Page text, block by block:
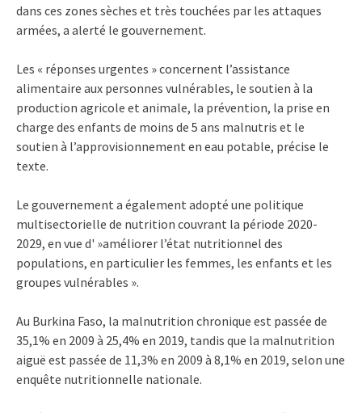
dans ces zones sèches et très touchées par les attaques
armées, a alerté le gouvernement.
Les « réponses urgentes » concernent l’assistance
alimentaire aux personnes vulnérables, le soutien à la
production agricole et animale, la prévention, la prise en
charge des enfants de moins de 5 ans malnutris et le
soutien à l’approvisionnement en eau potable, précise le
texte.
Le gouvernement a également adopté une politique
multisectorielle de nutrition couvrant la période 2020-
2029, en vue d' »améliorer l’état nutritionnel des
populations, en particulier les femmes, les enfants et les
groupes vulnérables ».
Au Burkina Faso, la malnutrition chronique est passée de
35,1% en 2009 à 25,4% en 2019, tandis que la malnutrition
aiguë est passée de 11,3% en 2009 à 8,1% en 2019, selon une
enquête nutritionnelle nationale.